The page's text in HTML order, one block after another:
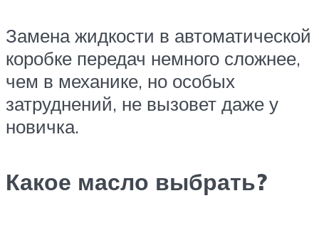
Замена жидкости в автоматической
коробке передач немного сложнее,
чем в механике, но особых
затруднений, не вызовет даже у
новичка.
Какое масло выбрать?